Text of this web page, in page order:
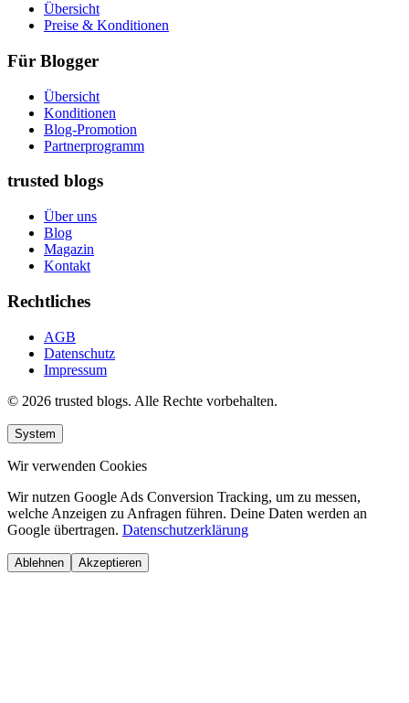
Übersicht
Preise & Konditionen
Für Blogger
Übersicht
Konditionen
Blog-Promotion
Partnerprogramm
trusted blogs
Über uns
Blog
Magazin
Kontakt
Rechtliches
AGB
Datenschutz
Impressum
© 2026 trusted blogs. Alle Rechte vorbehalten.
System
Wir verwenden Cookies
Wir nutzen Google Ads Conversion Tracking, um zu messen,
welche Anzeigen zu Anfragen führen. Deine Daten werden an
Google übertragen. Datenschutzerklärung
Ablehnen Akzeptieren